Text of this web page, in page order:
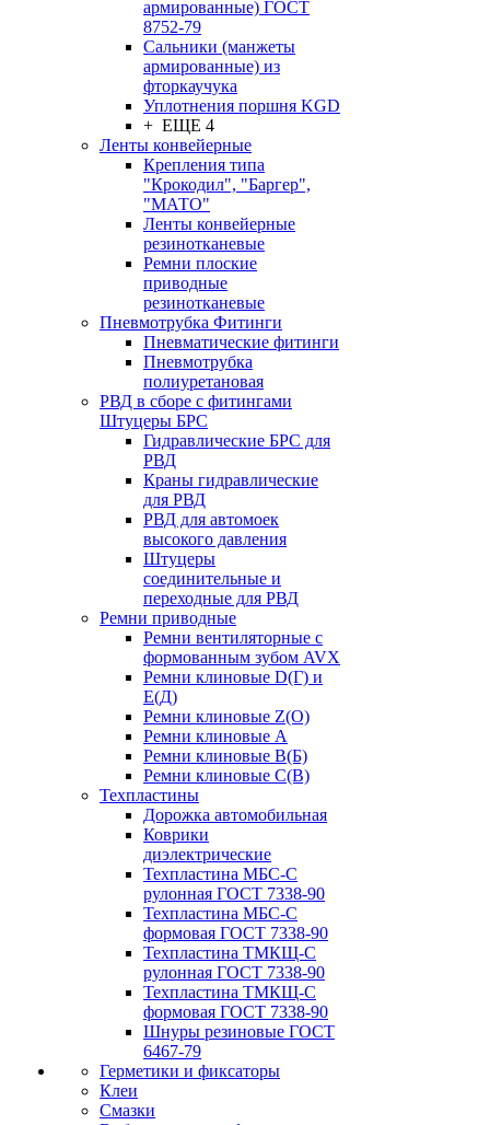
армированные) ГОСТ
8752-79
Сальники (манжеты
армированные) из
фторкаучука
Уплотнения поршня KGD
+ ЕЩЕ 4
Ленты конвейерные
Крепления типа
"Крокодил", "Баргер",
"МАТО"
Ленты конвейерные
резинотканевые
Ремни плоские
приводные
резинотканевые
Пневмотрубка Фитинги
Пневматические фитинги
Пневмотрубка
полиуретановая
РВД в сборе с фитингами
Штуцеры БРС
Гидравлические БРС для
РВД
Краны гидравлические
для РВД
РВД для автомоек
высокого давления
Штуцеры
соединительные и
переходные для РВД
Ремни приводные
Ремни вентиляторные с
формованным зубом AVX
Ремни клиновые D(Г) и
Е(Д)
Ремни клиновые Z(О)
Ремни клиновые А
Ремни клиновые В(Б)
Ремни клиновые С(В)
Техпластины
Дорожка автомобильная
Коврики
диэлектрические
Техпластина МБС-С
рулонная ГОСТ 7338-90
Техпластина МБС-С
формовая ГОСТ 7338-90
Техпластина ТМКЩ-С
рулонная ГОСТ 7338-90
Техпластина ТМКЩ-С
формовая ГОСТ 7338-90
Шнуры резиновые ГОСТ
6467-79
Герметики и фиксаторы
Клеи
Смазки